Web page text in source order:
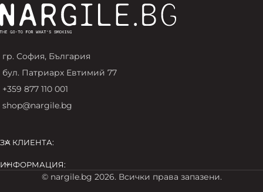
гр. София, България
бул. Патриарх Евтимий 77
+359 877 110 001
shop@nargile.bg
ЗА КЛИЕНТА:
ИНФОРМАЦИЯ:
© nargile.bg 2026. Всички права запазени.